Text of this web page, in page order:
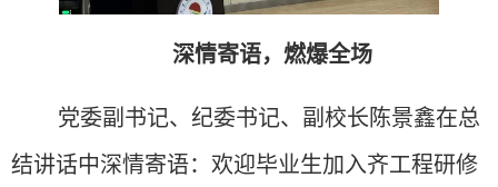
深情寄语，燃爆全场
党委副书记、纪委书记、副校长陈景鑫在总
结讲话中深情寄语： 欢迎毕业生加入齐工程研修